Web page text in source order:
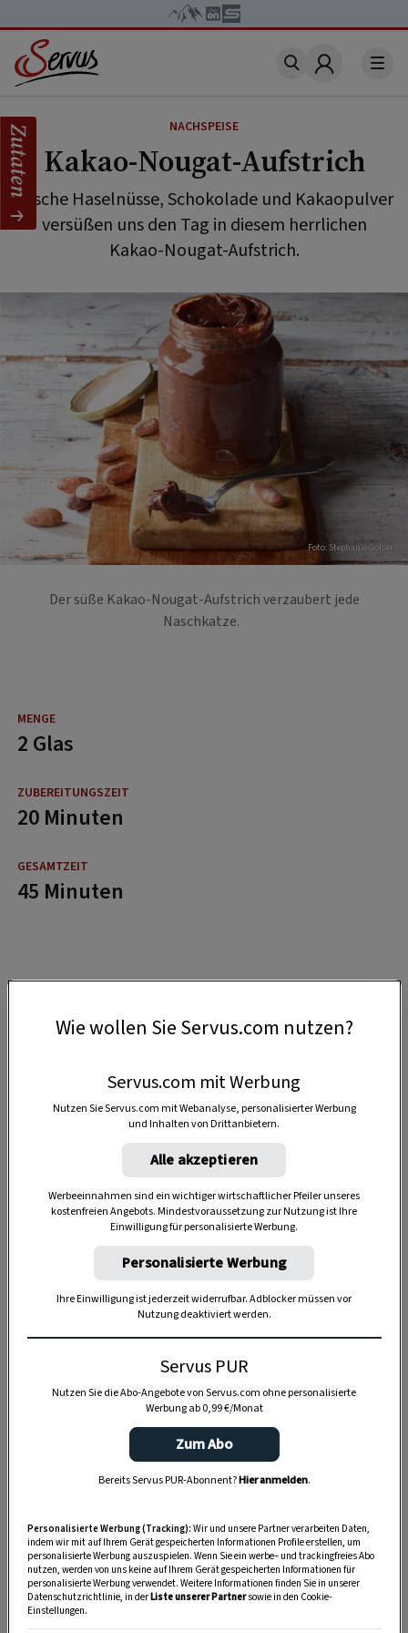
Account
NACHSPEISE
Kakao-Nougat-Aufstrich
Frische Haselnüsse, Schokolade und Kakaopulver
versüßen uns den Tag in diesem herrlichen
Kakao-Nougat-Aufstrich.
Foto: Stephanie Golser
Der süße Kakao-Nougat-Aufstrich verzaubert jede
Naschkatze.
2 Glas
20 Minuten
45 Minuten
Anzeige
Zutaten
Wie wollen Sie Servus.com nutzen?
Servus.com mit Werbung
Nutzen Sie Servus.com mit Webanalyse, personalisierter Werbung
und Inhalten von Drittanbietern.
Alle akzeptieren
Werbeeinnahmen sind ein wichtiger wirtschaftlicher Pfeiler unseres
kostenfreien Angebots. Mindestvoraussetzung zur Nutzung ist Ihre
Einwilligung für personalisierte Werbung.
Personalisierte Werbung
Ihre Einwilligung ist jederzeit widerrufbar. Adblocker müssen vor
Nutzung deaktiviert werden.
Servus PUR
Nutzen Sie die Abo-Angebote von Servus.com ohne personalisierte
Werbung ab 0,99 €/Monat
Zum Abo
Bereits Servus PUR-Abonnent?Hier anmelden.
Personalisierte Werbung (Tracking): Wir und unsere Partner verarbeiten Daten,
indem wir mit auf Ihrem Gerät gespeicherten Informationen Profile erstellen, um
personalisierte Werbung auszuspielen. Wenn Sie ein werbe– und trackingfreies Abo
nutzen, werden von uns keine auf Ihrem Gerät gespeicherten Informationen für
personalisierte Werbung verwendet. Weitere Informationen finden Sie in unserer
Datenschutzrichtlinie, in derListe unserer Partnersowie in den Cookie-
Einstellungen.